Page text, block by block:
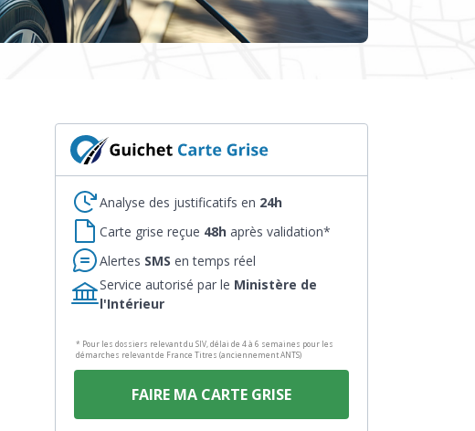
Analyse des justificatifs en 24h
Carte grise reçue 48haprès validation*
Alertes SMS en temps réel
Service autorisé par le Ministère de
l'Intérieur
* Pour les dossiers relevant du SIV, délai de 4 à 6 semaines pour les
démarches relevant de France Titres (anciennement ANTS)
FAIRE MA CARTE GRISE